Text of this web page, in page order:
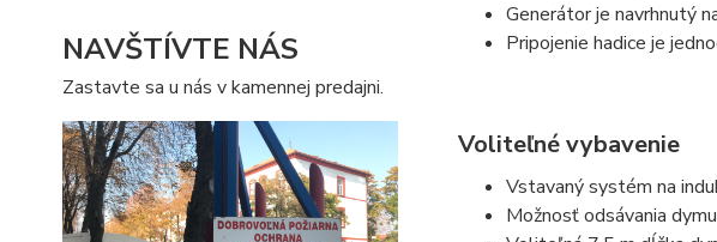
NAVŠTÍVTE NÁS
Zastavte sa u nás v kamennej predajni.
Generátor je navrhnutý
Pripojenie hadice je
Voliteľné vybavenie
Vstavaný systém na
Možnosť odsávania dymu